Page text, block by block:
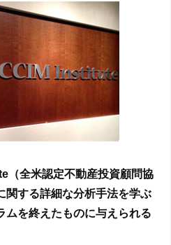
（全米認定不動産投資顧問協
関する詳細な分析手法を学ぶ
ムを終えたものに与えられる